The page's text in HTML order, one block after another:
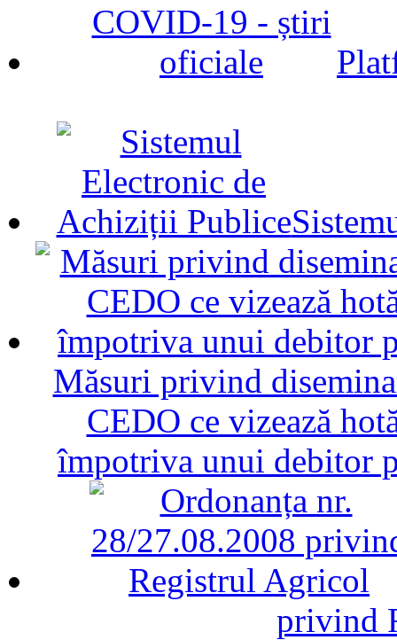
Măsuri privind
CEDO ce vizează
împotriva unui debitor
privind